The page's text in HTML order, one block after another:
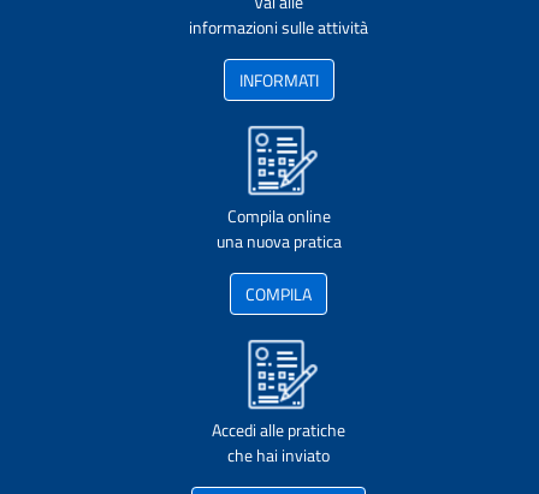
informazioni sulle attività
INFORMATI
Compila online
una nuova pratica
COMPILA
Accedi alle pratiche
che hai inviato